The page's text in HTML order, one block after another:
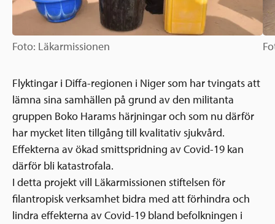
Foto: Läkarmissionen
Flyktingar i Diffa-regionen i Niger som har tvingats att
lämna sina samhällen på grund av den militanta
gruppen Boko Harams härjningar och som nu därför
har mycket liten tillgång till kvalitativ sjukvård.
Effekterna av ökad smittspridning av Covid-19 kan
därför bli katastrofala.
I detta projekt vill Läkarmissionen stiftelsen för
filantropisk verksamhet bidra med att förhindra och
lindra effekterna av Covid-19 bland befolkningen i